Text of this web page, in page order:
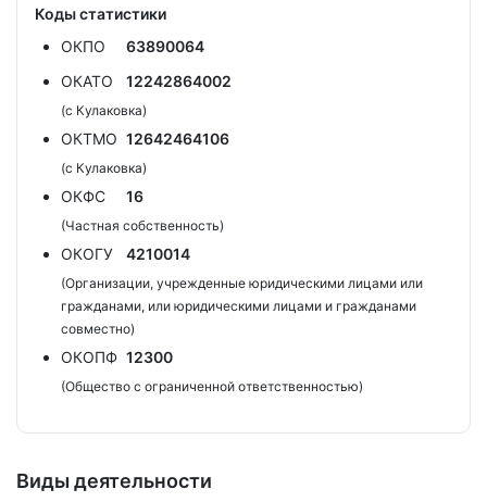
Коды статистики
ОКПО
63890064
ОКАТО
12242864002
(с Кулаковка)
ОКТМО 12642464106
(с Кулаковка)
ОКФС 16
(Частная собственность)
ОКОГУ 4210014
(Организации, учрежденные юридическими лицами или
гражданами, или юридическими лицами и гражданами
совместно)
ОКОПФ 12300
(Общество с ограниченной ответственностью)
Виды деятельности